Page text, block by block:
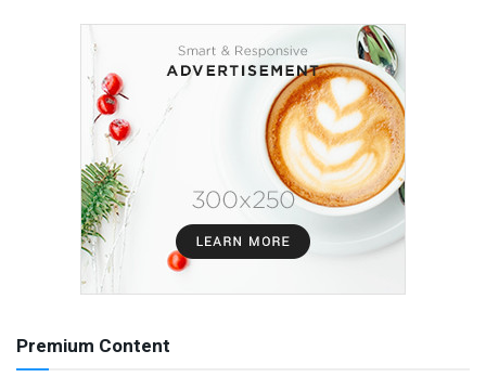
Premium Content